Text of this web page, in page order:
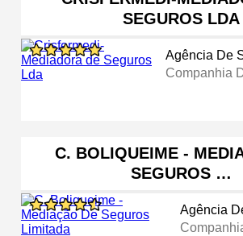
SEGUROS LDA
Agência De
Companhia
C. BOLIQUEIME -
SEGUROS …
Agência